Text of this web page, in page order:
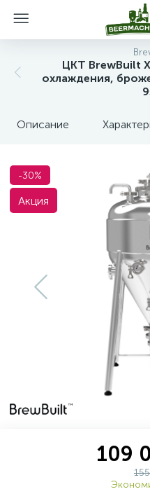
ЦКТ BrewBuilt
охлаждения,
Описание
-30%
Акция
109